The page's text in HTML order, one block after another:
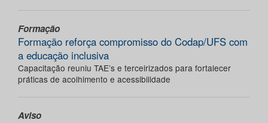
Formação
Formação reforça compromisso do Codap/UFS com
a educação inclusiva
Capacitação reuniu TAE’s e terceirizados para fortalecer
práticas de acolhimento e acessibilidade
Aviso